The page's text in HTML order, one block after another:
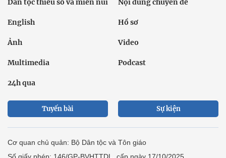
Dân tộc thiểu số và miền núi Nội dung chuyên đề
English Hồ sơ
Ảnh Video
Multimedia Podcast
24h qua
Tuyến bài Sự kiện
Cơ quan chủ quản: Bộ Dân tộc và Tôn giáo